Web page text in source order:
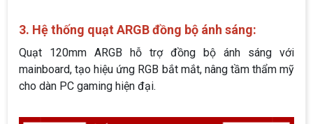
3. Hệ thống quạt ARGB đồng bộ ánh sáng:
Quạt 120mm ARGB hỗ trợ đồng bộ ánh sáng với
mainboard, tạo hiệu ứng RGB bắt mắt, nâng tầm thẩm mỹ
cho dàn PC gaming hiện đại.